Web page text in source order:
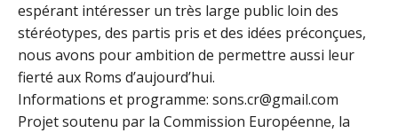
espérant intéresser un très large public loin des
stéréotypes, des partis pris et des idées préconçues,
nous avons pour ambition de permettre aussi leur
fierté aux Roms d’aujourd’hui.
Informations et programme: sons.cr@gmail.com
Projet soutenu par la Commission Européenne, la